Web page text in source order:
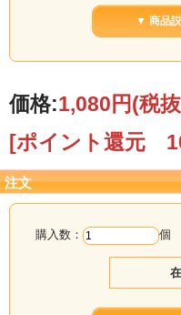
ョートニング、もち米粉、食用乳
ルビット、酒精、増粘剤（キサン
卵・乳成分・アーモンド・大豆を
料（カロチン）、（一部に小麦・卵
▼ 商品
価格:1,080円(税
[ポイント還元
注文
購入数： 個